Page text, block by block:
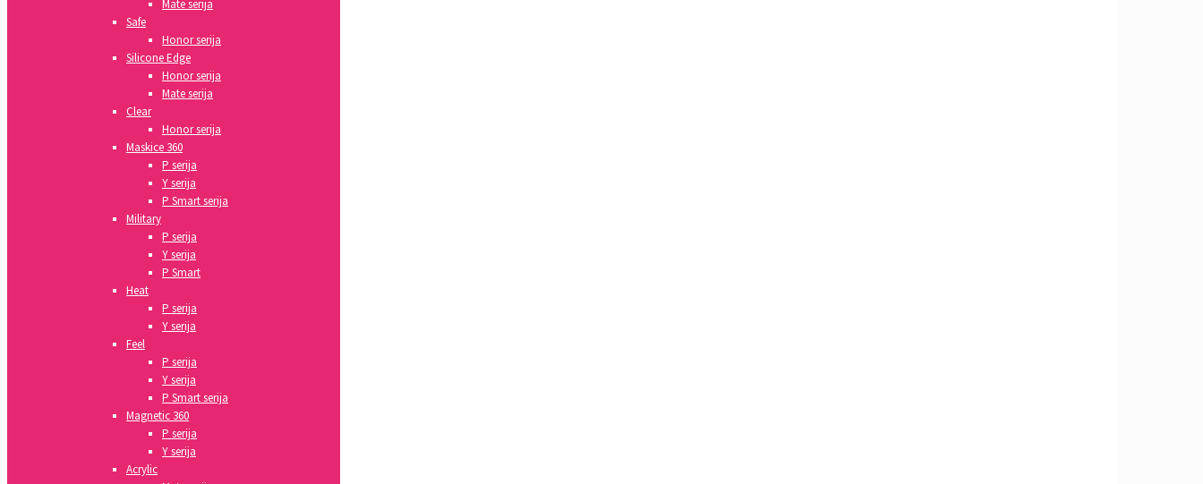
Mate serija
Safe
Honor serija
Silicone Edge
Honor serija
Mate serija
Clear
Honor serija
Maskice 360
P serija
Y serija
P Smart serija
Military
P serija
Y serija
P Smart
Heat
P serija
Y serija
Feel
P serija
Y serija
P Smart serija
Magnetic 360
P serija
Y serija
Acrylic